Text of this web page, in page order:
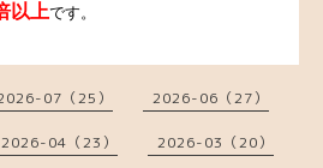
以上です。
07（25） 2026-06（27）
2026-04（23） 2026-03（20）